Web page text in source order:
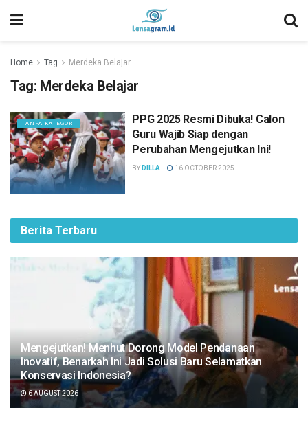
Home Tag Merdeka Belajar
Tag: Merdeka Belajar
TANPA KATEGORI
PPG 2025 Resmi Dibuka! Calon
Guru Wajib Siap dengan
Perubahan Mengejutkan Ini!
BY DILLA 16 OCTOBER 2025
Berita Terbaru
Mengejutkan! Menhut Dorong Model Pendanaan
Inovatif, Benarkah Ini Jadi Solusi Baru Selamatkan
Konservasi Indonesia?
6 AUGUST 2026